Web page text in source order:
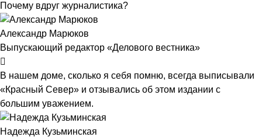
Почему вдруг журналистика?
Александр Марюков
Выпускающий редактор «Делового вестника»
В нашем доме, сколько я себя помню, всегда выписывали
«Красный Север» и отзывались об этом издании с
большим уважением.
Надежда Кузьминская